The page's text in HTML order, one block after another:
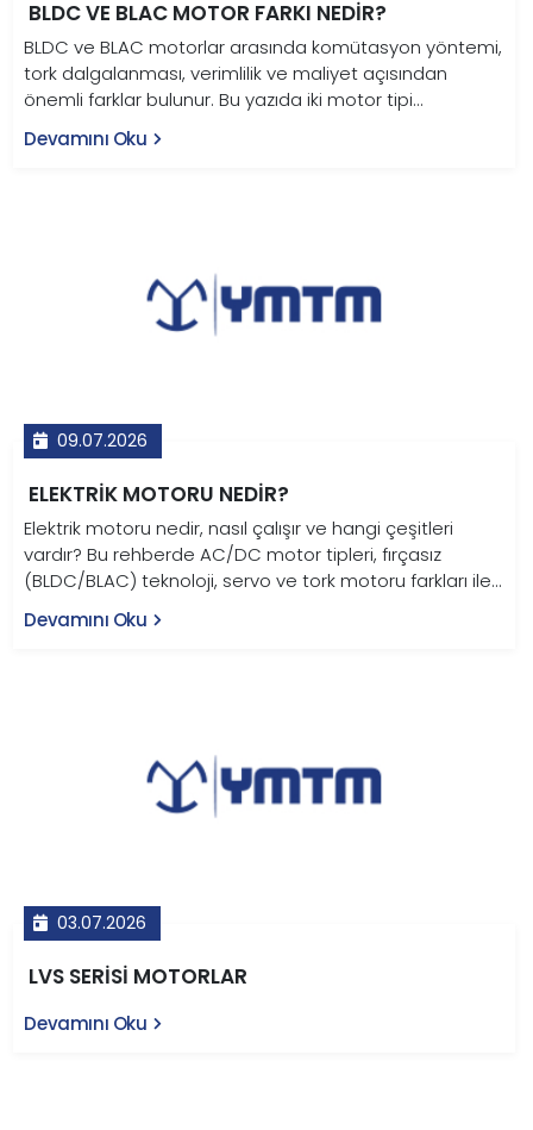
BLDC VE BLAC MOTOR FARKI NEDIR?
BLDC ve BLAC motorlar arasında komütasyon yöntemi,
tork dalgalanması, verimlilik ve maliyet açısından
önemli farklar bulunur. Bu yazıda iki motor tipi
karşılaştırmalı tablo ve grafiklerle teknik olarak ele
alınıyor.
Devamını Oku
09.07.2026
ELEKTRIK MOTORU NEDIR?
Elektrik motoru nedir, nasıl çalışır ve hangi çeşitleri
vardır? Bu rehberde AC/DC motor tipleri, fırçasız
(BLDC/BLAC) teknoloji, servo ve tork motoru farkları ile
endüstriyel kullanım alanları YMTM Teknoloji
uzmanlığıyla anlatılıyor.
Devamını Oku
03.07.2026
LVS SERİSİ MOTORLAR
Devamını Oku